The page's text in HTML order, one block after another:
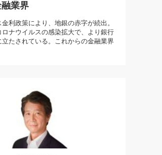
ぶ心理学(98)
の温泉"』(157)
業界
利政策により、地銀の赤字が続出。
ロナウイルスの感染拡大で、より銀行
たされている。これからの金融業界